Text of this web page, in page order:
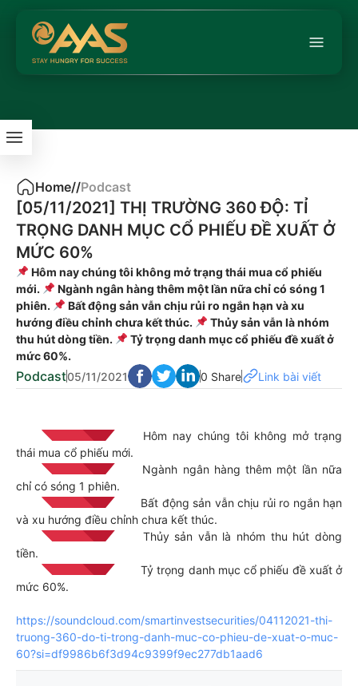
Home//Podcast
[05/11/2021] THỊ TRƯỜNG 360 ĐỘ: TỈ
TRỌNG DANH MỤC CỔ PHIẾU ĐỀ XUẤT Ở
MỨC 60%
Hôm nay chúng tôi không mở trạng thái mua cổ phiếu
mới.
Ngành ngân hàng thêm một lần nữa chỉ có sóng 1
phiên.
Bất động sản vẫn chịu rủi ro ngắn hạn và xu
hướng điều chỉnh chưa kết thúc.
Thủy sản vẫn là nhóm
thu hút dòng tiền.
Tỷ trọng danh mục cổ phiếu đề xuất ở
mức 60%.
Podcast05/11/2021 0 Share Link bài viết
Hôm nay chúng tôi không mở trạng
thái mua cổ phiếu mới.
Ngành ngân hàng thêm một lần nữa
chỉ có sóng 1 phiên.
Bất động sản vẫn chịu rủi ro ngắn hạn
và xu hướng điều chỉnh chưa kết thúc.
Thủy sản vẫn là nhóm thu hút dòng
tiền.
Tỷ trọng danh mục cổ phiếu đề xuất ở
mức 60%.
https://soundcloud.com/smartinvestsecurities/04112021-thi-
truong-360-do-ti-trong-danh-muc-co-phieu-de-xuat-o-muc-
60?si=df9986b6f3d94c9399f9ec277db1aad6